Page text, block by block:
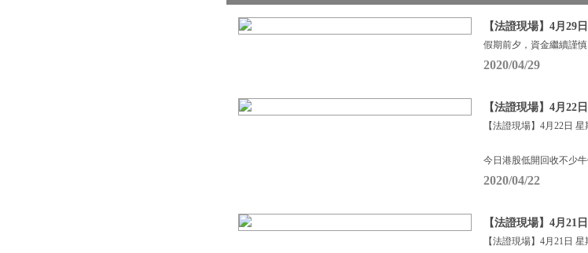
【法證現場】4月29
假期前夕，資金繼續謹
2020/04/29
【法證現場】4月22
【法證現場】4月22日 星
今日港股低開回收不少牛
2020/04/22
【法證現場】4月21
【法證現場】4月21日 星